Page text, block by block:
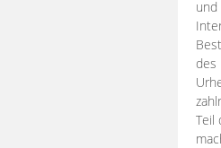
des
Teil